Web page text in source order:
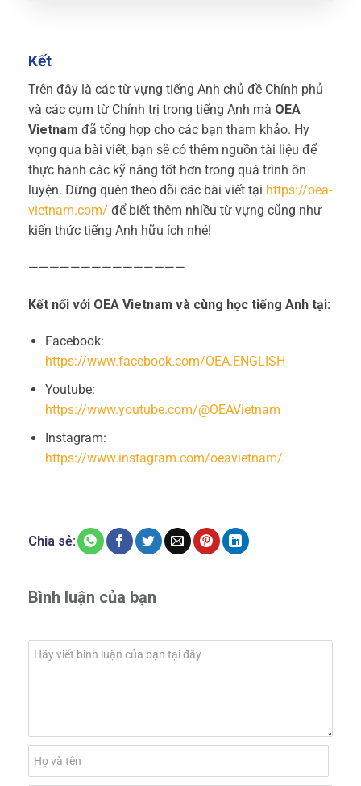
Kết
Trên đây là các từ vựng tiếng Anh chủ đề Chính phủ
và các cụm từ Chính trị trong tiếng Anh mà OEA
Vietnam đã tổng hợp cho các bạn tham khảo. Hy
vọng qua bài viết, bạn sẽ có thêm nguồn tài liệu để
thực hành các kỹ năng tốt hơn trong quá trình ôn
luyện. Đừng quên theo dõi các bài viết tại https://oea-
vietnam.com/ để biết thêm nhiều từ vựng cũng như
kiến thức tiếng Anh hữu ích nhé!
———————————————
Kết nối với OEA Vietnam và cùng học tiếng Anh tại:
Facebook:
https://www.facebook.com/OEA.ENGLISH
Youtube:
https://www.youtube.com/@OEAVietnam
Instagram:
https://www.instagram.com/oeavietnam/
Chia sẻ:
Bình luận của bạn